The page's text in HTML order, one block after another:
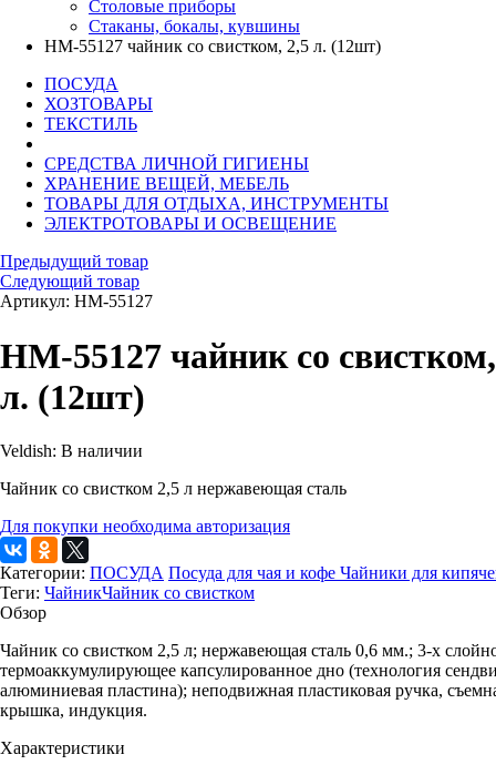
Столовые приборы
Стаканы, бокалы, кувшины
HM-55127 чайник со свистком, 2,5 л. (12шт)
ПОСУДА
ХОЗТОВАРЫ
ТЕКСТИЛЬ
СРЕДСТВА ЛИЧНОЙ ГИГИЕНЫ
ХРАНЕНИЕ ВЕЩЕЙ, МЕБЕЛЬ
ТОВАРЫ ДЛЯ ОТДЫХА, ИНСТРУМЕНТЫ
ЭЛЕКТРОТОВАРЫ И ОСВЕЩЕНИЕ
Предыдущий товар
Следующий товар
Артикул: HM-55127
HM-55127 чайник со
л. (12шт)
Veldish: В наличии
Чайник со свистком 2,5 л нержавеющая сталь
Для покупки необходима авторизация
Категории: ПОСУДА Посуда для чая и кофе Чайники для
Теги: ЧайникЧайник со свистком
Обзор
Чайник со свистком 2,5 л; нержавеющая сталь 0,6 мм.; 3-х
термоаккумулирующее капсулированное дно (технология
алюминиевая пластина); неподвижная пластиковая ручка,
крышка, индукция.
Характеристики